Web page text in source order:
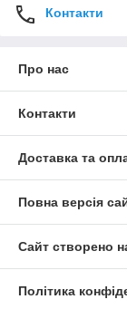
Контакти
Про нас
Контакти
Доставка та
Повна версія
Сайт створено
Політика